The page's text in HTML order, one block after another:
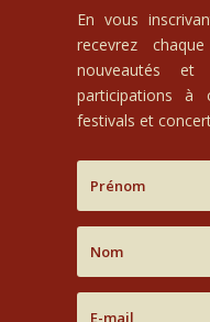
En vous
recevrez
nouveautés
participations à
festivals et